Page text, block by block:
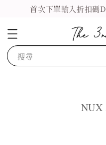
首次下單輸入折扣碼
搜尋
NUX